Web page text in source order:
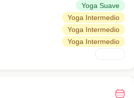
Yoga Suave
Yoga Intermedio
Yoga Intermedio
Yoga Intermedio